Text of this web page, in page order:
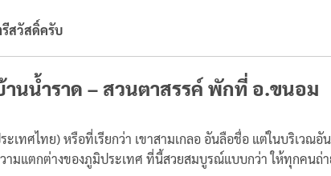
รับ
นน้ำราด – สวนตาสรรค์ พักที่ อ.ขนอม
เทศไทย) หรือที่เรียกว่า เขาสามเกลอ อันลือชื่อ แต่ในบริเว
ามแตกต่างของภูมิประเทศ ที่นี้สวยสมบูรณ์แบบกว่า ให้ทุกคน